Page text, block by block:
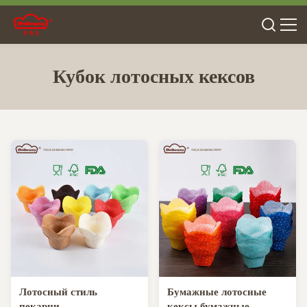
Кубок лотосных кексов
Лотосный стиль
Бумажные лотосные